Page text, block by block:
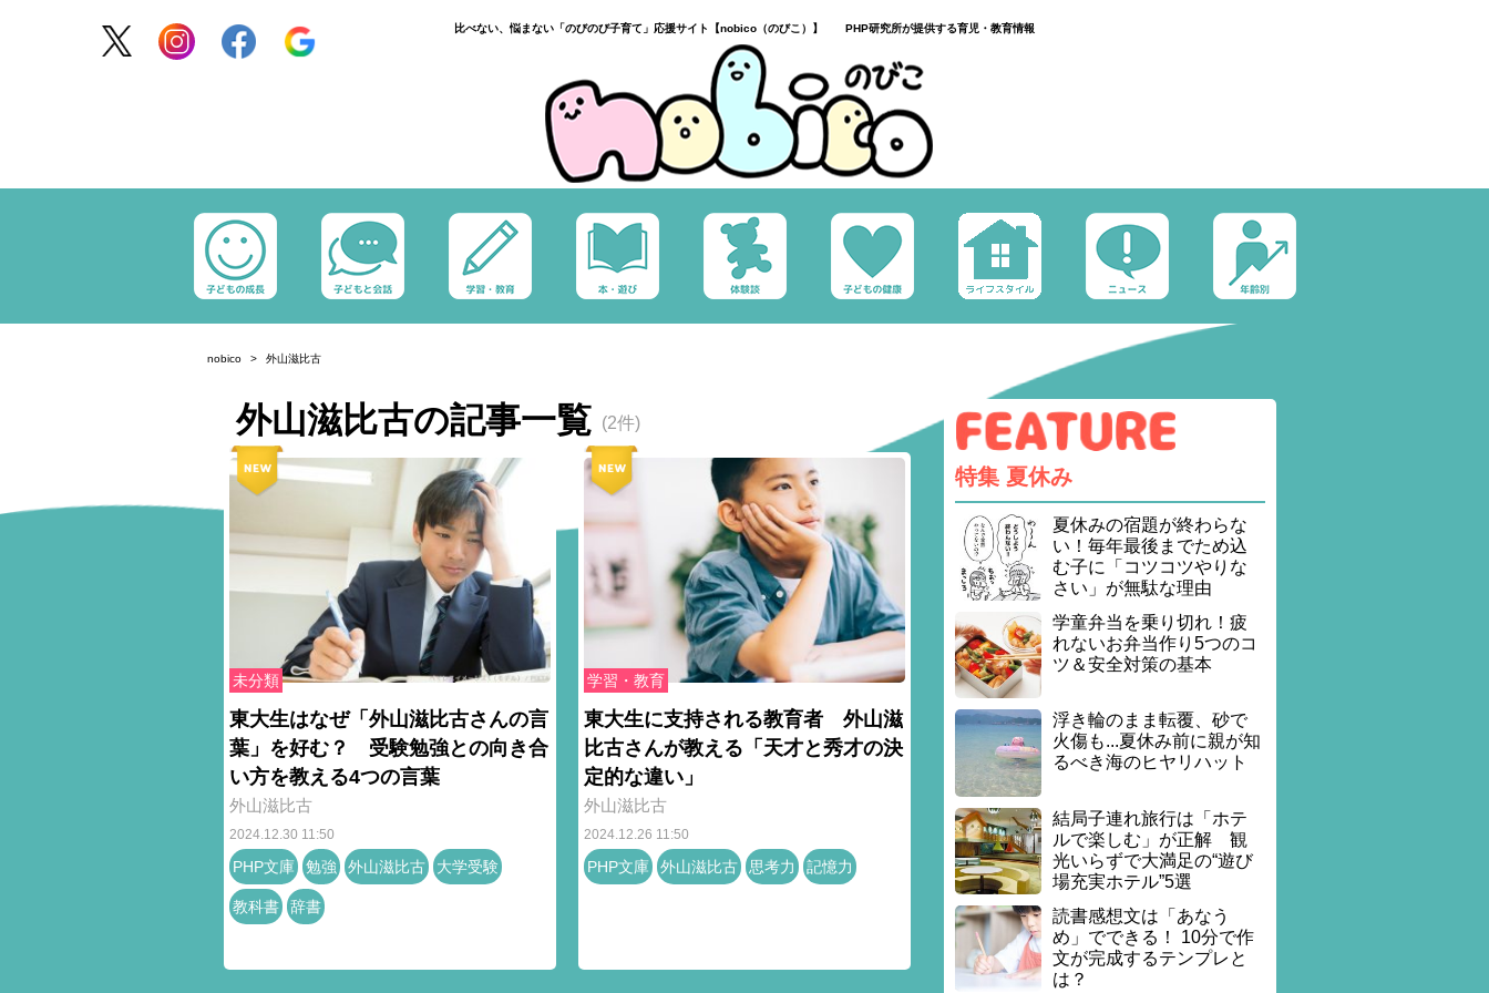
比べない、悩まない「のびのび子育て」応援サイト【nobico（のびこ）】 PHP研究所が提供する育児・教育情報
nobico 外山滋比古
外山滋比古の記事一覧 (2件)
未分類
東大生はなぜ「外山滋比古さんの言
葉」を好む？ 受験勉強との向き合
い方を教える4つの言葉
外山滋比古
2024.12.30 11:50
PHP文庫 勉強 外山滋比古 大学受験
教科書 辞書
学習・教育
東大生に支持される教育者 外山滋
比古さんが教える「天才と秀才の決
定的な違い」
外山滋比古
2024.12.26 11:50
PHP文庫 外山滋比古 思考力 記憶力
特集 夏休み
夏休みの宿題が終わらな
い！毎年最後までため込
む子に「コツコツやりな
さい」が無駄な理由
学童弁当を乗り切れ！疲
れないお弁当作り5つのコ
ツ＆安全対策の基本
浮き輪のまま転覆、砂で
火傷も...夏休み前に親が知
るべき海のヒヤリハット
結局子連れ旅行は「ホテ
ルで楽しむ」が正解 観
光いらずで大満足の“遊び
場充実ホテル”5選
読書感想文は「あなう
め」でできる！ 10分で作
文が完成するテンプレと
は？